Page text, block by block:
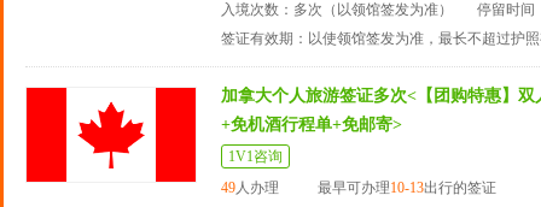
入境次数：多次（以领馆签发为准）
停留时间
签证有效期：以使领馆签发为准，最长不超过护
加拿大个人旅游签证多次<【团购特惠】
+免机酒行程单+免邮寄>
1V1咨询
49人办理 最早可办理10-13出行的签证